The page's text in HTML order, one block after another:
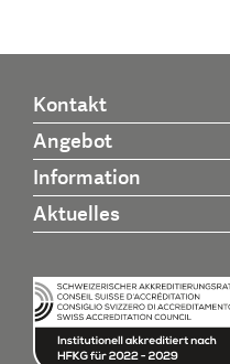
Kontakt
Angebot
Information
Aktuelles